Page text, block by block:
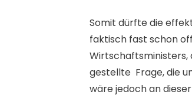
Somit dürfte die
faktisch fast schon
Wirtschaftsministers,
gestellte Frage, die
wäre jedoch an